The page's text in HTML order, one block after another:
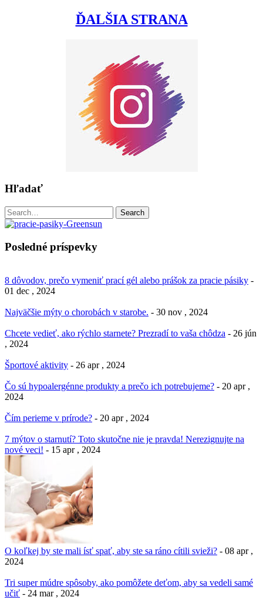
ĎALŠIA STRANA
Hľadať
Search
for:
Search
Posledné príspevky
8 dôvodov, prečo vymeniť prací gél alebo prášok za pracie pásiky -
01 dec , 2024
Najväčšie mýty o chorobách v starobe. - 30 nov , 2024
Chcete vedieť, ako rýchlo starnete? Prezradí to vaša chôdza - 26 jún
, 2024
Športové aktivity - 26 apr , 2024
Čo sú hypoalergénne produkty a prečo ich potrebujeme? - 20 apr ,
2024
Čím perieme v prírode? - 20 apr , 2024
7 mýtov o starnutí? Toto skutočne nie je pravda! Nerezignujte na
nové veci! - 15 apr , 2024
O koľkej by ste mali ísť spať, aby ste sa ráno cítili svieži? - 08 apr ,
2024
Tri super múdre spôsoby, ako pomôžete deťom, aby sa vedeli samé
učiť - 24 mar , 2024